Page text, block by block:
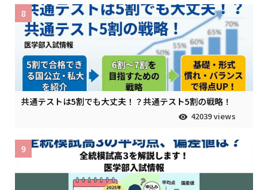
共通テストは5割でも大丈夫！？共通テスト5割の戦略！
42039 views
8
9